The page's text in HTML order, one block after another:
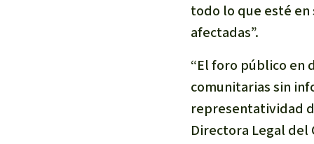
todo lo que esté
afectadas”.
“El foro público en
comunitarias sin
representatividad
Directora Legal del